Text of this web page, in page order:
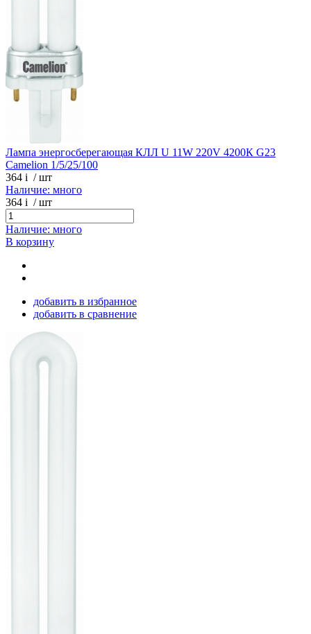
Лампа энергосберегающая КЛЛ U 11W 220V 4200К G23
Camelion 1/5/25/100
364 i / шт
Наличие: много
364 i / шт
Наличие: много
В корзину
добавить в избранное
добавить в сравнение